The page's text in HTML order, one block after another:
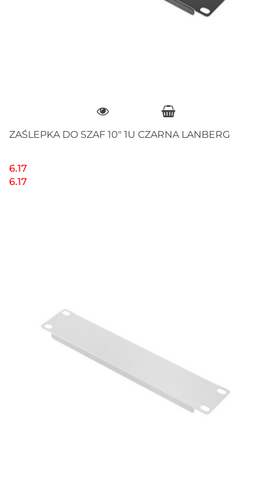
ZAŚLEPKA DO SZAF 10" 1U CZARNA LANBERG
6.17
6.17